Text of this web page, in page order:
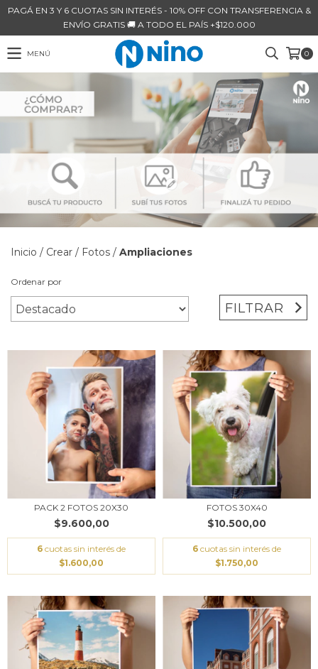
PAGÁ EN 3 Y 6 CUOTAS SIN INTERÉS - 10% OFF CON TRANSFERENCIA &
ENVÍO GRATIS 🚚 A TODO EL PAÍS +$120.000
MENÚ 0
Inicio / Crear / Fotos / Ampliaciones
Ordenar por
FILTRAR
PACK 2 FOTOS 20X30
$9.600,00
6 cuotas sin interés de
$1.600,00
FOTOS 30X40
$10.500,00
6 cuotas sin interés de
$1.750,00